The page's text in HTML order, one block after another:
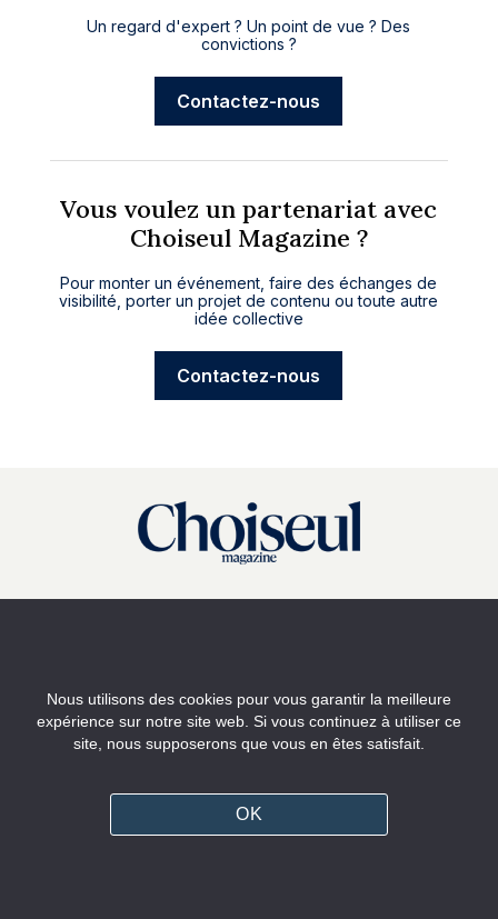
Un regard d'expert ? Un point de vue ? Des
convictions ?
Contactez-nous
Vous voulez un partenariat avec
Choiseul Magazine ?
Pour monter un événement, faire des échanges de
visibilité, porter un projet de contenu ou toute autre
idée collective
Contactez-nous
Youtube
Institut Choiseul
Nous utilisons des cookies pour vous garantir la meilleure
expérience sur notre site web. Si vous continuez à utiliser ce
site, nous supposerons que vous en êtes satisfait.
OK